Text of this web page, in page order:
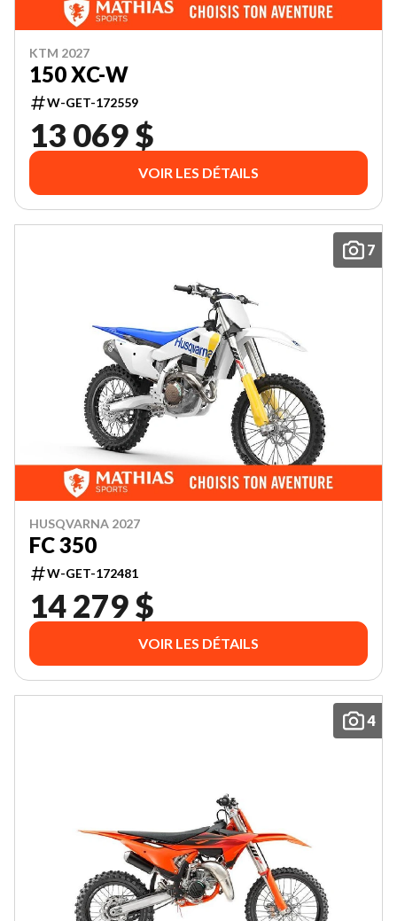
KTM 2027
150 XC-W
W-GET-172559
13 069 $
VOIR LES DÉTAILS
7
HUSQVARNA 2027
FC 350
W-GET-172481
14 279 $
VOIR LES DÉTAILS
4